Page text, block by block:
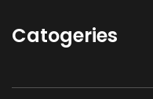
Catogeries